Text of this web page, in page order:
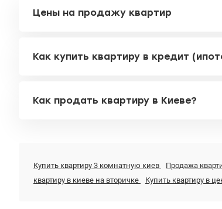
Цены на продажу квартир
Как купить квартиру в кредит
Как продать квартиру в Киеве?
Купить квартиру 3 комнатную киев Продажа
квартиру в киеве на вторичке
Купить квартиру в